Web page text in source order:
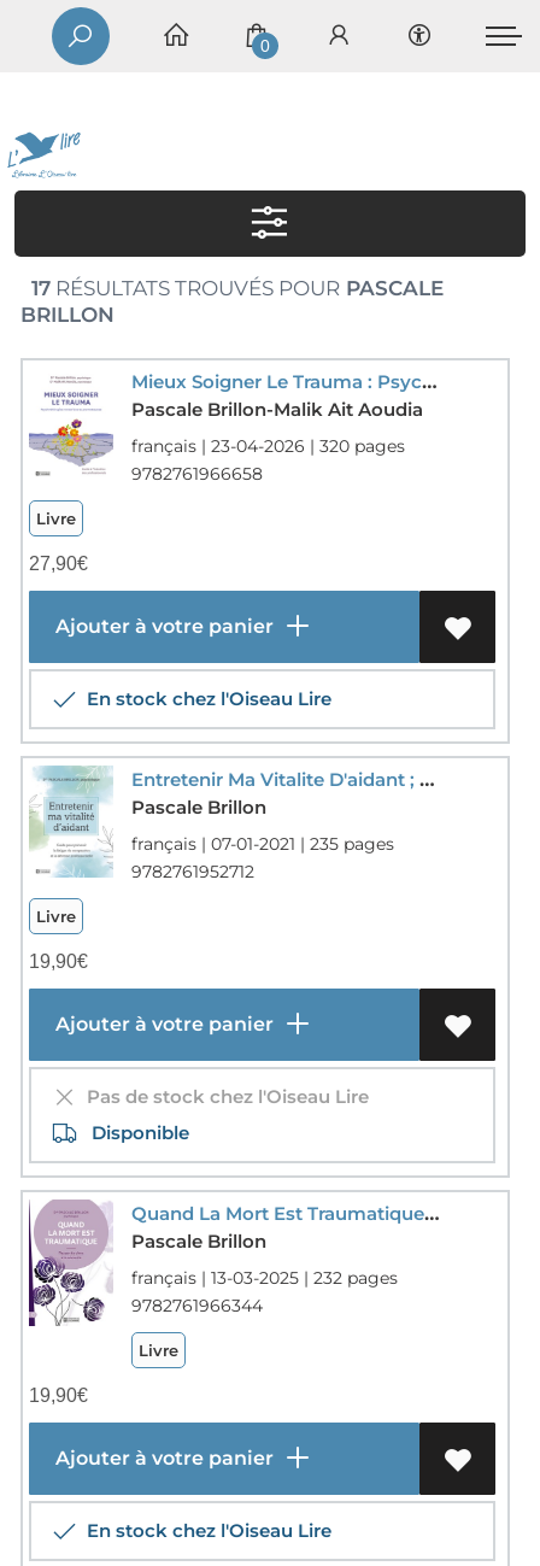
0
17RÉSULTATS TROUVÉS POURPASCALE
BRILLON
Mieux Soigner Le Trauma : Psychotherapies Novatrices Et Prometteuses
Pascale Brillon-Malik Ait Aoudia
français | 23-04-2026 | 320 pages
9782761966658
Livre
27,90€
Ajouter à votre panier
En stock chez l'Oiseau Lire
Entretenir Ma Vitalite D'aidant ; Guide Pour Prevenir La Fatigue De Compassion Et La Detresse Professionnelle
Pascale Brillon
français | 07-01-2021 | 235 pages
9782761952712
Livre
19,90€
Ajouter à votre panier
Pas de stock chez l'Oiseau Lire
Disponible
Quand La Mort Est Traumatique : Passer Du Choc A La Serenite
Pascale Brillon
français | 13-03-2025 | 232 pages
9782761966344
Livre
19,90€
Ajouter à votre panier
En stock chez l'Oiseau Lire